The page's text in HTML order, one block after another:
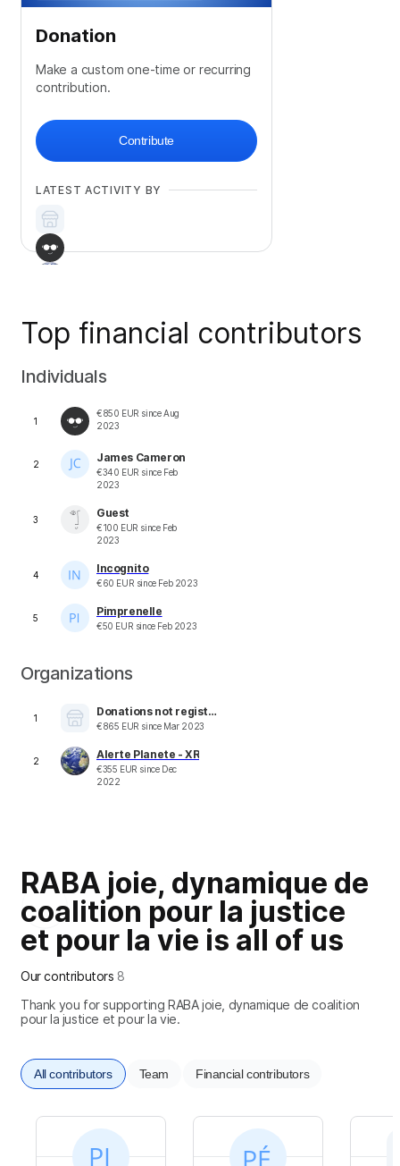
Donation
Make a custom one-time or recurring
contribution.
Contribute
LATEST ACTIVITY BY
+3
Top financial contributors
Individuals
1
€850 EUR sinceAug
2023
2 James Cameron
€340 EUR since Feb
2023
3 Guest
€100 EUR since Feb
2023
4 Incognito
€60 EUR since Feb 2023
5 Pimprenelle
€50 EUR since Feb 2023
Organizations
1 Donations not registered on OC
€865 EUR since Mar 2023
2 Alerte Planete - XR
€355 EUR since Dec
2022
RABA joie, dynamique de
coalition pour la justice
et pour la vie is all of us
Our contributors 8
Thank you for supporting RABA joie, dynamique de coalition
pour la justice et pour la vie.
All contributors Team Financial contributors